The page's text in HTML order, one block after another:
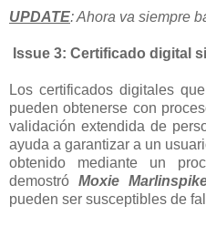
UPDATE: Ahora va siempre
Issue 3: Certificado digital
Los certificados digitales
pueden obtenerse con
validación extendida de
ayuda a garantizar a un
obtenido mediante un
demostró Moxie
pueden ser susceptibles de